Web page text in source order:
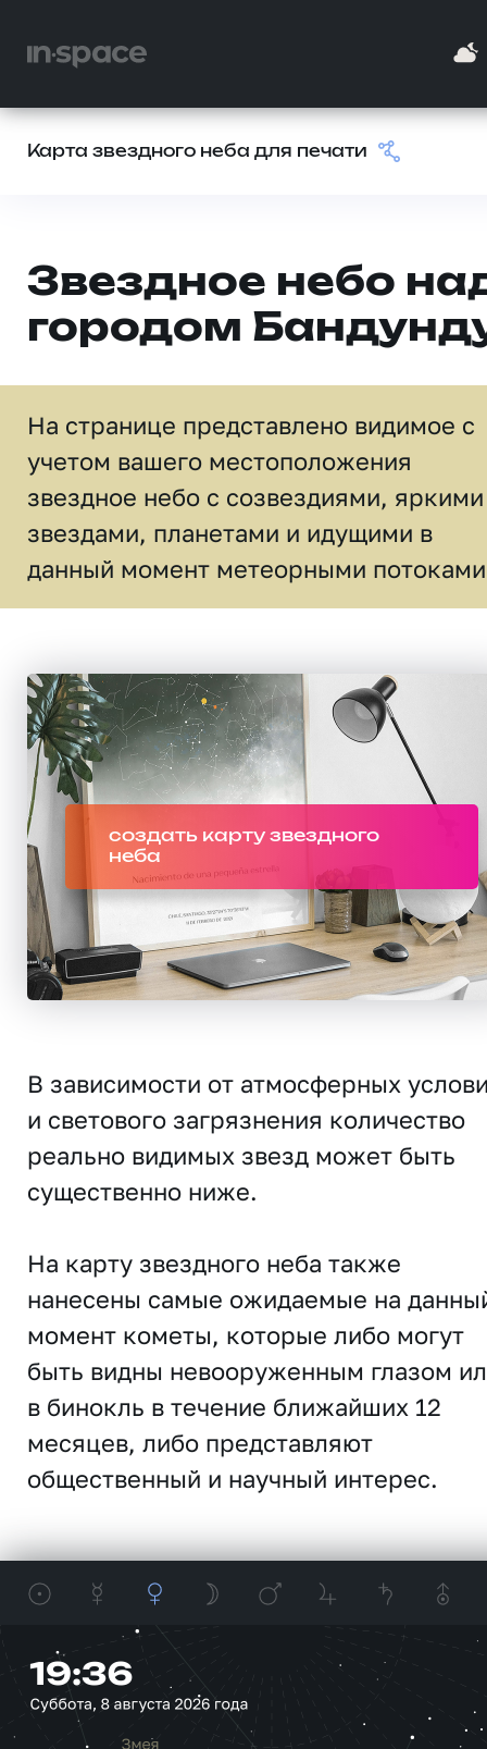
Карта звездного неба для печати
Звездное небо
городом
На странице представлено видимое c
учетом вашего местоположения
звездное небо c созвездиями, яркими
звездами, планетами и идущими в
данный момент метеорными
создать карту звездного
неба
В зависимости от атмосферных
и светового загрязнения количество
реально видимых звезд может быть
существенно ниже.
На карту звездного неба также
нанесены самые ожидаемые на
момент кометы, которые либо могут
быть видны невооруженным глазом
в бинокль в течение ближайших 12
месяцев, либо представляют
общественный и научный интерес.